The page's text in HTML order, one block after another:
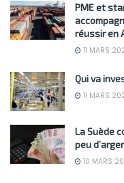
PME et
réussir en
11 MARS
Qui va
11 MARS
La Suède
peu
10 MARS